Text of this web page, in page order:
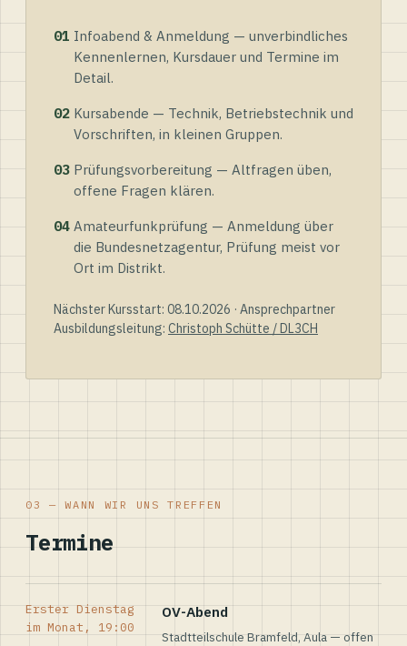
01 Infoabend & Anmeldung — unverbindliches
Kennenlernen, Kursdauer und Termine im
Detail.
02 Kursabende — Technik, Betriebstechnik und
Vorschriften, in kleinen Gruppen.
03 Prüfungsvorbereitung — Altfragen üben,
offene Fragen klären.
04 Amateurfunkprüfung — Anmeldung über
die Bundesnetzagentur, Prüfung meist vor
Ort im Distrikt.
Nächster Kursstart: 08.10.2026 · Ansprechpartner
Ausbildungsleitung: Christoph Schütte / DL3CH
03 — WANN WIR UNS TREFFEN
Termine
Erster Dienstag
im Monat, 19:00
OV-Abend
Stadtteilschule Bramfeld, Aula — offen